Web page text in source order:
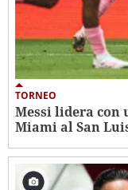
TORNEO
Messi lidera con
Miami al San